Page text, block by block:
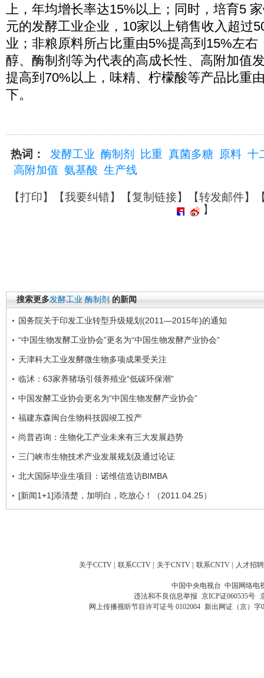
上，年均增长率达15%以上；同时，培育5
元的发酵工业企业，10家以上销售收入超过
业；非粮原料所占比重由5%提高到15%左右
醇、酶制剂等为代表的高成长性、高附加值
提高到70%以上，味精、柠檬酸等产品比重
下。
热词： 发酵工业 酶制剂 比重 真菌多糖 原料 十
高附加值 氨基酸 生产线
【打印】【我要纠错】【复制链接】【转发邮件】
】
搜索更多发酵工业 酶制剂 的新闻
国务院关于印发工业转型升级规划(2011—2015年)的通知
“中国生物发酵工业协会”更名为“中国生物发酵产业协会”
天津科大工业发酵微生物多项成果受关注
临沭：63家养猪场引领养殖业“低碳环保潮”
中国发酵工业协会更名为“中国生物发酵产业协会”
福建东森闽台生物科技园竣工投产
尚普咨询：生物化工产业未来有三大发展趋势
三门峡市生物技术产业发展规划及通过论证
北大国际毕业生项目：诺维信造访BIMBA
[新闻1+1]添清楚，加明白，吃放心！（2011.04.25）
关于CCTV 联系CCTV 关于CNTV 联系CNTV 人才招聘
中国中央电视台 中国网络电
违法和不良信息举报 京ICP证060535号
网上传播视听节目许可证号 0102004 新出网证（京）